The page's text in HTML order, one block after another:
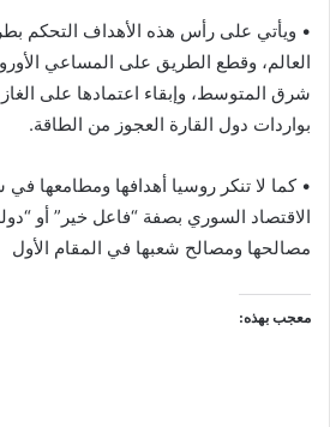
• ويأتي على رأس هذه الأهداف التحكم
العالم، وقطع الطريق على المساعي
شرق المتوسط، وإبقاء اعتمادها على
بواردات دول القارة العجوز من الطاقة.
• كما لا تنكر روسيا أهدافها ومطامعها
الاقتصاد السوري بصفة “فاعل خير” أو
مصالحها ومصالح شعبها في المقام الأول
معجب بهذه: